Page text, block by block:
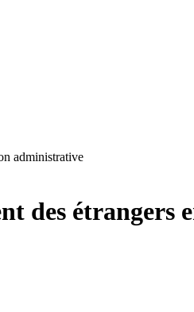
administrative
des étrangers